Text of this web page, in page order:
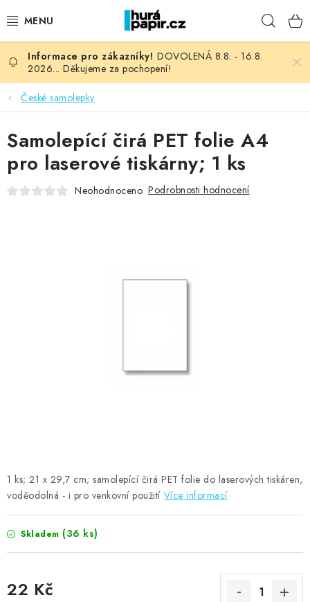
na
NOVINKY
HURÁ DÍLNA
VŠECHNO ZBOŽÍ
KNIHAŘSKÝ MATERIÁL
DOVOLENÁ 8.8. - 16.8.
2026... Děkujeme za pochopení!
České samolepky
1 ks; 21 x 29,7 cm; samolepící čirá PET folie do laserových tiskáren,
voděodolná - i pro venkovní použití Více informací
Skladem (36 ks)
22 Kč
Samolepící čirá PET folie A4
pro laserové tiskárny; 1 ks
Neohodnoceno Podrobnosti hodnocení